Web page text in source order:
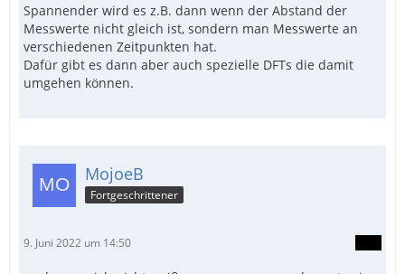
Spannender wird es z.B. dann wenn der Abstand der
Messwerte nicht gleich ist, sondern man Messwerte an
verschiedenen Zeitpunkten hat.
Dafür gibt es dann aber auch spezielle DFTs die damit
umgehen können.
MojoeB
Fortgeschrittener
9. Juni 2022 um 14:50